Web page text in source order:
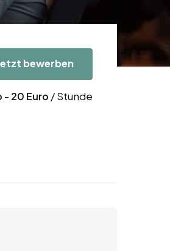
bewerben
- 20 Euro / Stunde